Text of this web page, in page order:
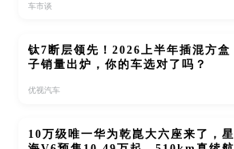
车市谈
钛7断层领先！2026上半年插混方盒
子销量出炉，你的车选对了吗？
优视汽车
10万级唯一华为乾崑大六座来了，星